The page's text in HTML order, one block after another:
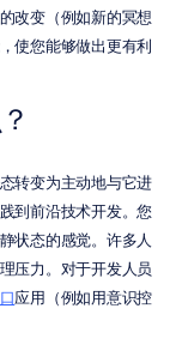
改变（例如新的冥想
使您能够做出更有利
转变为主动地与它进
到前沿技术开发。您
状态的感觉。许多人
压力。对于开发人员
应用（例如用意识控